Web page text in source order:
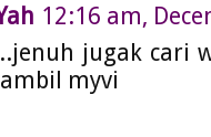
12:16 am,
jugak cari
myvi